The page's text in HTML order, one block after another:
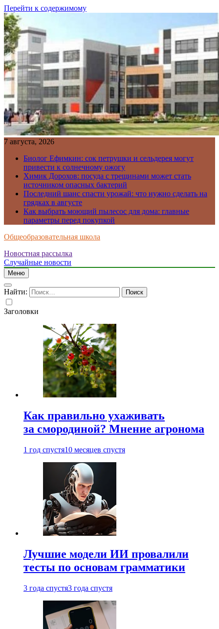
Перейти к содержимому
7 августа, 2026
Биолог Ефимкин: сок петрушки и сельдерея могут
привести к солнечному ожогу
Химик Дорохов: посуда с трещинами может стать
источником опасных бактерий
Последний шанс спасти урожай: что нужно сделать на
грядках в августе
Как выбрать моющий пылесос для дома: главные
параметры перед покупкой
Общеобразовательная школа
Новостная рассылка
Случайные новости
Меню
Найти:
Заголовки
Как правильно ухаживать
за смородиной? Мнение агронома
1 год спустя10 месяцев спустя
Лучшие модели ИИ провалили
тесты по основам грамматики
3 года спустя3 года спустя